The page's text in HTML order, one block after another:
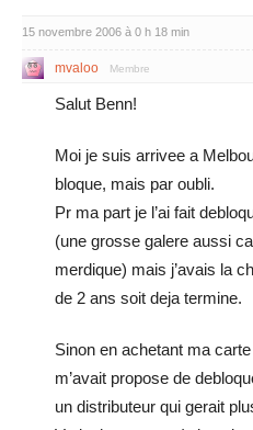
15 novembre 2006 à 0 h 18 min
mvaloo Membre
Salut Benn!
Moi je suis arrivee a
bloque, mais par oubli.
Pr ma part je l’ai fait
(une grosse galere aussi
merdique) mais j’avais la
de 2 ans soit deja termine.
Sinon en achetant ma
m’avait propose de
un distributeur qui gerait